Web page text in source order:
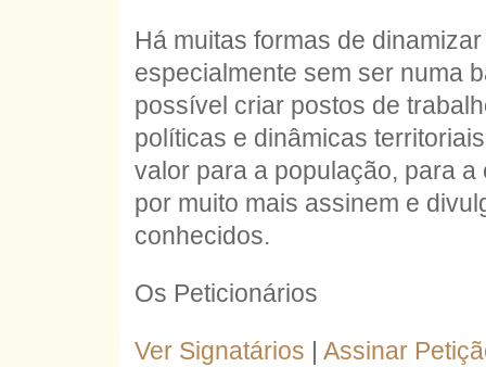
Há muitas formas de
especialmente sem ser numa
possível criar postos de
políticas e dinâmicas
valor para a população, para
por muito mais assinem e
conhecidos.
Os Peticionários
Ver Signatários | Assinar